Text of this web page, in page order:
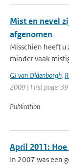
Mist en nevel
afgenomen
Misschien heeft
minder vaak
GJ van Oldenborgh,
2009 | First page:
Publication
April 2011:
In 2007 was een